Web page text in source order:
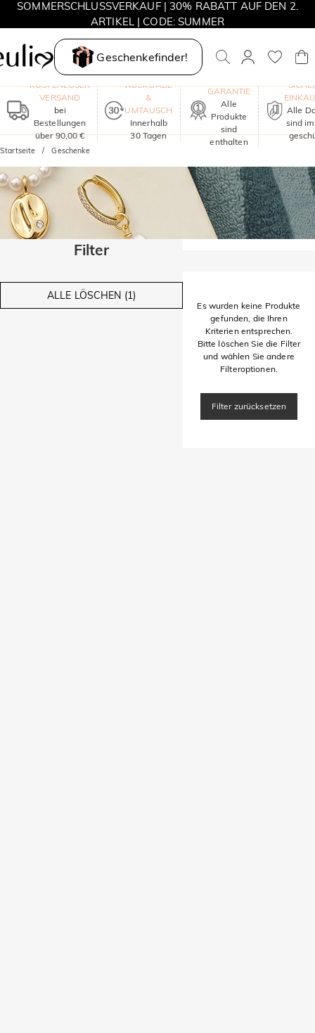
SOMMERSCHLUSSVERKAUF | 30% RABATT AUF DEN 2.
ARTIKEL | CODE: SUMMER
MOVE MY WAY | 3 KAUFEN, HALSKETTE GRATIS
Geschenkefinder!
KOSTENLOSER
VERSAND
bei
Bestellungen
über 90,00 €
RÜCKGABE
&
UMTAUSCH
Innerhalb
30 Tagen
GARANTIE
Alle
Produkte
sind
enthalten
Alle
sind
Startseite Geschenke
Filter
ALLE LÖSCHEN (1)
Es wurden keine Produkte
gefunden, die Ihren
Kriterien entsprechen.
Bitte löschen Sie die Filter
und wählen Sie andere
Filteroptionen.
Filter zurücksetzen